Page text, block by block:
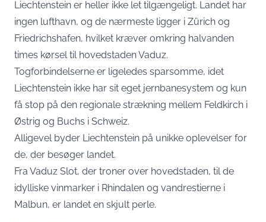
Liechtenstein er heller ikke let tilgængeligt. Landet har
ingen lufthavn, og de nærmeste ligger i Zürich og
Friedrichshafen, hvilket kræver omkring halvanden
times kørsel til hovedstaden Vaduz.
Togforbindelserne er ligeledes sparsomme, idet
Liechtenstein ikke har sit eget jernbanesystem og kun
få stop på den regionale strækning mellem Feldkirch i
Østrig og Buchs i Schweiz.
Alligevel byder Liechtenstein på unikke oplevelser for
de, der besøger landet.
Fra Vaduz Slot, der troner over hovedstaden, til de
idylliske vinmarker i Rhindalen og vandrestierne i
Malbun, er landet en skjult perle.